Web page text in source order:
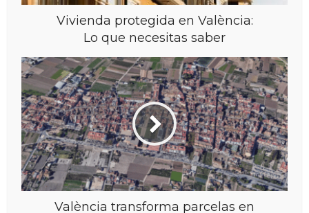
Vivienda protegida en València:
Lo que necesitas saber
València transforma parcelas en